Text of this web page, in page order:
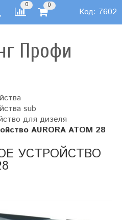
0 0
Код: 7602
Профи
sub
для дизеля
AURORA ATOM 28
УСТРОЙСТВО